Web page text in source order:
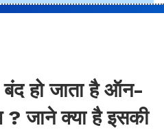
बंद हो जाता है ऑन-
? जाने क्या है इसकी